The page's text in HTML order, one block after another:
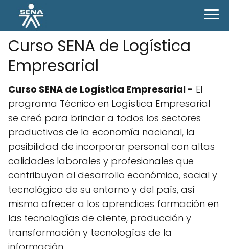
Curso SENA de Logística
Empresarial
Curso SENA de Logística Empresarial - El
programa Técnico en Logística Empresarial
se creó para brindar a todos los sectores
productivos de la economía nacional, la
posibilidad de incorporar personal con altas
calidades laborales y profesionales que
contribuyan al desarrollo económico, social y
tecnológico de su entorno y del país, así
mismo ofrecer a los aprendices formación en
las tecnologías de cliente, producción y
transformación y tecnologías de la